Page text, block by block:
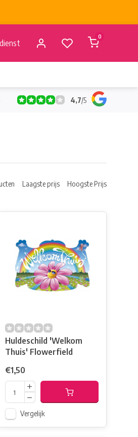
0
€50 Verzending vanaf BE €4,95 -
4,7/5
Laagste prijs Hoogste Prijs
Huldeschild 'Welkom
Thuis' Flowerfield
€1,50
Vergelijk